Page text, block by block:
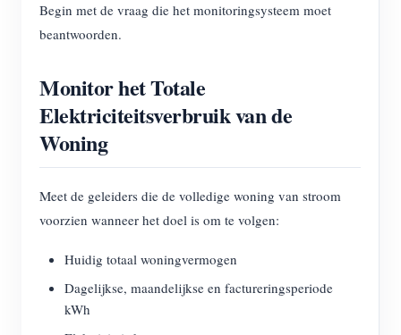
Begin met de vraag die het monitoringsysteem moet
beantwoorden.
Monitor het Totale
Elektriciteitsverbruik van de
Woning
Meet de geleiders die de volledige woning van stroom
voorzien wanneer het doel is om te volgen:
Huidig totaal woningvermogen
Dagelijkse, maandelijkse en factureringsperiode
kWh